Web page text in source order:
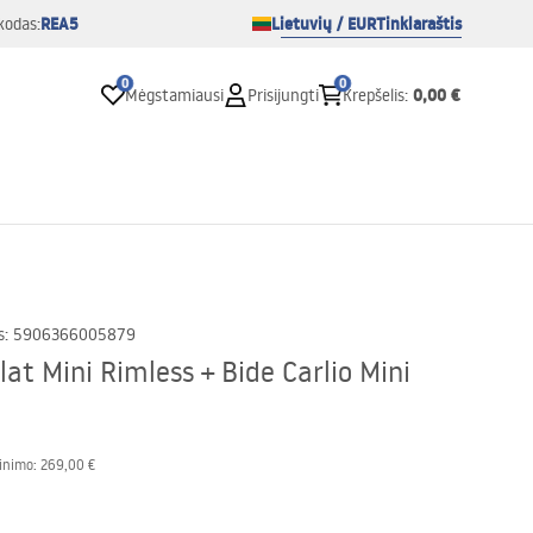
REA5 Lietuvių / EURTinklaraštis
0
Mėgstamiausi Prisijungti
0
Krepšelis: 0,00 €
: 5906366005879
Mini Rimless + Bide Carlio Mini
269,00 €